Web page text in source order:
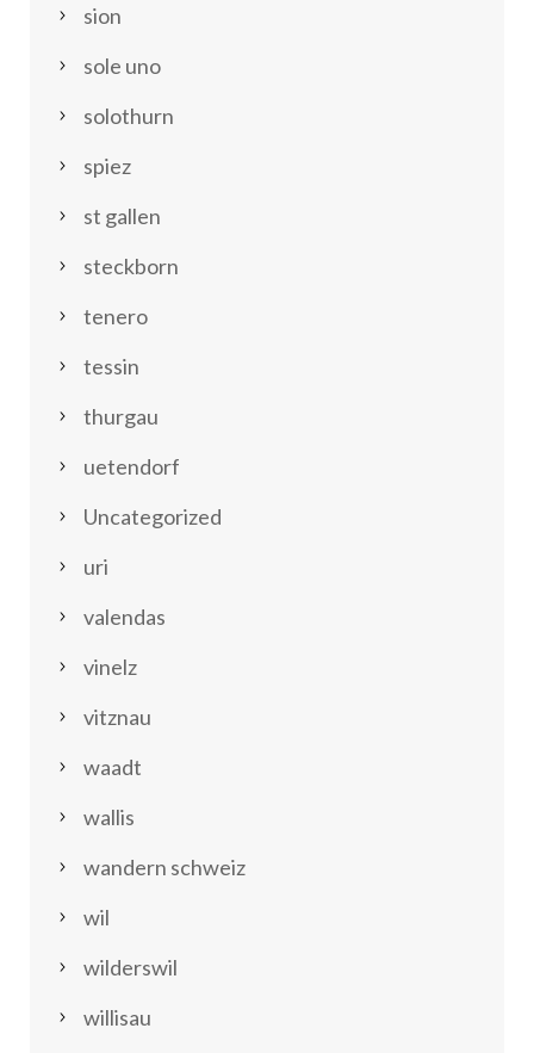
sion
sole uno
solothurn
spiez
st gallen
steckborn
tenero
tessin
thurgau
uetendorf
Uncategorized
uri
valendas
vinelz
vitznau
waadt
wallis
wandern schweiz
wil
wilderswil
willisau